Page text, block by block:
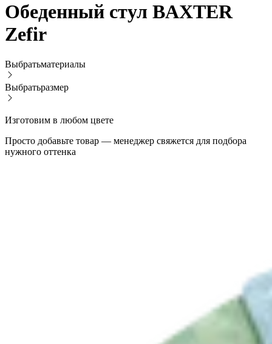
Обеденный стул BAXTER
Zefir
Выбратьматериалы
Выбратьразмер
Изготовим в любом цвете
Просто добавьте товар — менеджер свяжется для подбора
нужного оттенка